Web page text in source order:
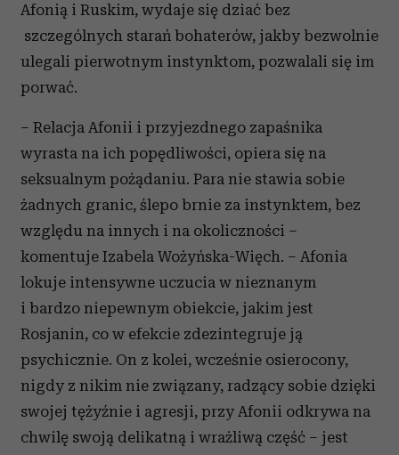
Afonią i Ruskim, wydaje się dziać bez
szczególnych starań bohaterów, jakby bezwolnie
ulegali pierwotnym instynktom, pozwalali się im
porwać.
– Relacja Afonii i przyjezdnego zapaśnika
wyrasta na ich popędliwości, opiera się na
seksualnym pożądaniu. Para nie stawia sobie
żadnych granic, ślepo brnie za instynktem, bez
względu na innych i na okoliczności –
komentuje Izabela Wożyńska-Więch. – Afonia
lokuje intensywne uczucia w nieznanym
i bardzo niepewnym obiekcie, jakim jest
Rosjanin, co w efekcie zdezintegruje ją
psychicznie. On z kolei, wcześnie osierocony,
nigdy z nikim nie związany, radzący sobie dzięki
swojej tężyźnie i agresji, przy Afonii odkrywa na
chwilę swoją delikatną i wrażliwą część – jest